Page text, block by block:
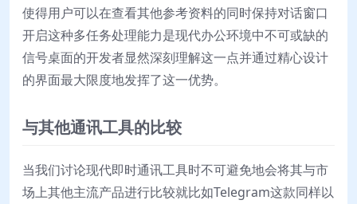
使得用户可以在查看其他参考资料的同时保持对话窗口
开启这种多任务处理能力是现代办公环境中不可或缺的
信号桌面的开发者显然深刻理解这一点并通过精心设计
的界面最大限度地发挥了这一优势。
与其他通讯工具的比较
当我们讨论现代即时通讯工具时不可避免地会将其与市
场上其他主流产品进行比较就比如Telegram这款同样以